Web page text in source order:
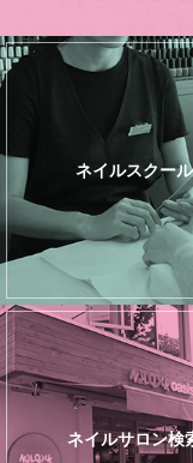
ネイルスクール
ネイルサロン検